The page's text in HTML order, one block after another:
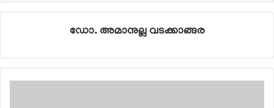
ഡോ. അമാനുല്ല വടക്കാങ്ങര